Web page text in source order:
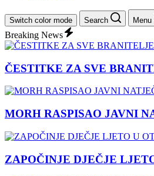
Switch color mode Search Menu
Breaking News
ČESTITKE ZA SVE
MORH RASPISAO JAVNI
ZAPOČINJE DJEČJE